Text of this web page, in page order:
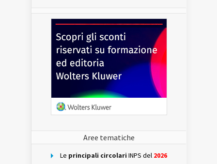
Aree tematiche
Le principali circolari INPS del 2026